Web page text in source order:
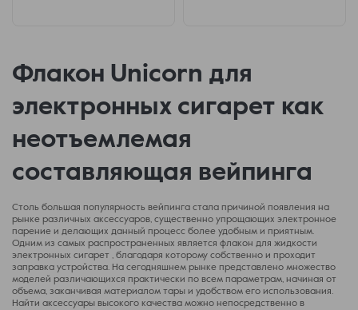
Флакон Unicorn для
электронных сигарет как
неотъемлемая
составляющая вейпинга
Столь большая популярность вейпинга стала причиной появления на
рынке различных аксессуаров, существенно упрощающих электронное
парение и делающих данный процесс более удобным и приятным.
Одним из самых распространенных является флакон для жидкости
электронных сигарет , благодаря которому собственно и проходит
заправка устройства. На сегодняшнем рынке представлено множество
моделей различающихся практически по всем параметрам, начиная от
объема, заканчивая материалом тары и удобством его использования.
Найти аксессуары высокого качества можно непосредственно в